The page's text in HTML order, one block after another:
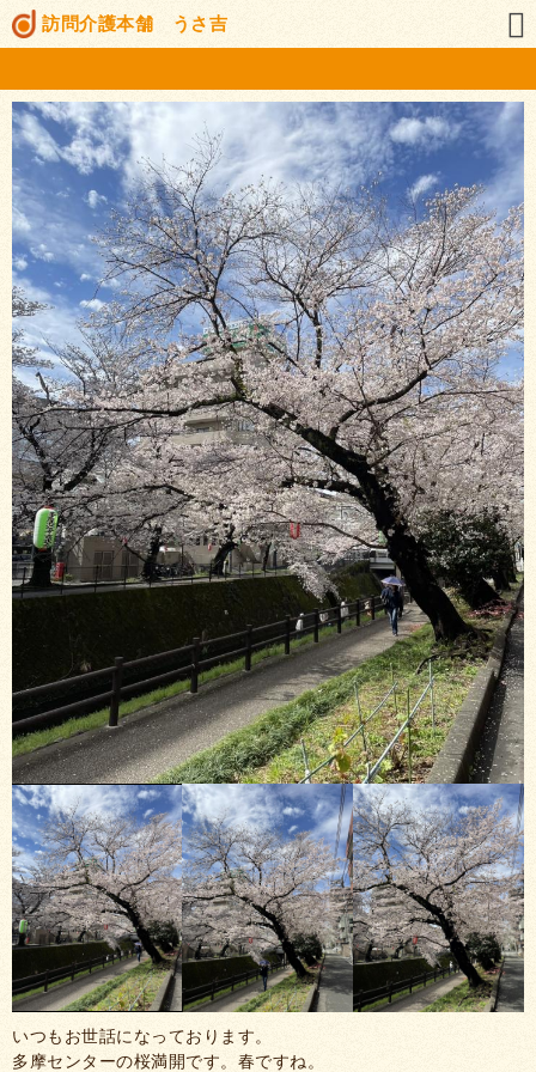
訪問介護本舗 うさ吉
いつもお世話になっております。
多摩センターの桜満開です。春ですね。